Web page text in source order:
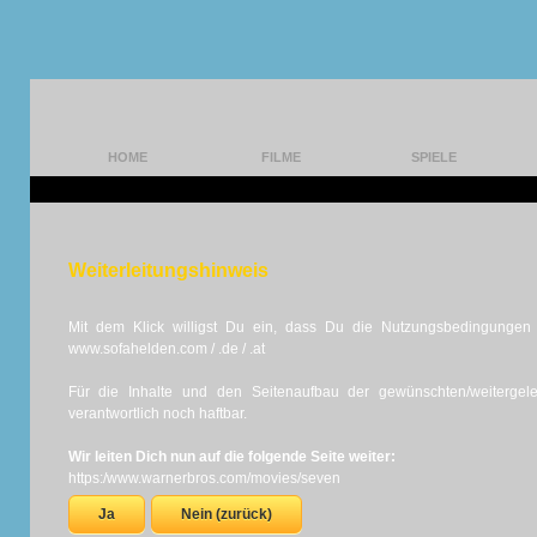
HOME FILME SPIELE
Weiterleitungshinweis
Mit dem Klick willigst Du ein, dass Du die
www.sofahelden.com / .de / .at
Für die Inhalte und den Seitenaufbau der gewünschten/
verantwortlich noch haftbar.
Wir leiten Dich nun auf die folgende Seite weiter:
https:/www.warnerbros.com/movies/seven
Ja Nein (zurück)